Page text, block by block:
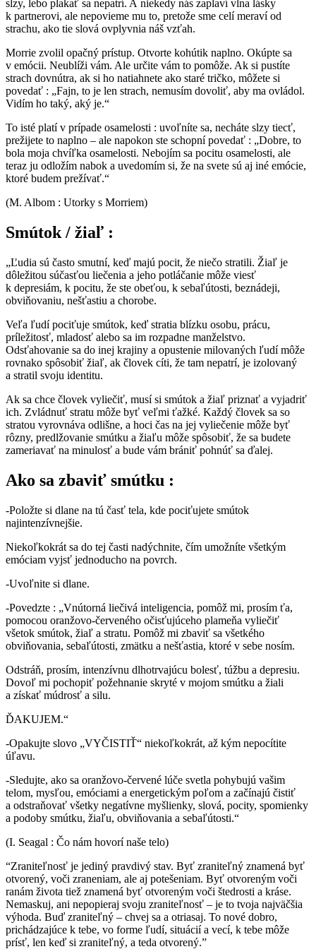
slzy, lebo plakať sa nepatrí. A niekedy nás zaplaví vlna lásky
k partnerovi, ale nepovieme mu to, pretože sme celí meraví od
strachu, ako tie slová ovplyvnia náš vzťah.
Morrie zvolil opačný prístup. Otvorte kohútik naplno. Okúpte sa
v emócii. Neublíži vám. Ale určite vám to pomôže. Ak si pustíte
strach dovnútra, ak si ho natiahnete ako staré tričko, môžete si
povedať : „Fajn, to je len strach, nemusím dovoliť, aby ma ovládol.
Vidím ho taký, aký je.“
To isté platí v prípade osamelosti : uvoľníte sa, necháte slzy tiecť,
prežijete to naplno – ale napokon ste schopní povedať : „Dobre, to
bola moja chvíľka osamelosti. Nebojím sa pocitu osamelosti, ale
teraz ju odložím nabok a uvedomím si, že na svete sú aj iné emócie,
ktoré budem prežívať.“
(M. Albom : Utorky s Morriem)
Smútok / žiaľ :
„Ľudia sú často smutní, keď majú pocit, že niečo stratili. Žiaľ je
dôležitou súčasťou liečenia a jeho potláčanie môže viesť
k depresiám, k pocitu, že ste obeťou, k sebaľútosti, beznádeji,
obviňovaniu, nešťastiu a chorobe.
Veľa ľudí pociťuje smútok, keď stratia blízku osobu, prácu,
príležitosť, mladosť alebo sa im rozpadne manželstvo.
Odsťahovanie sa do inej krajiny a opustenie milovaných ľudí môže
rovnako spôsobiť žiaľ, ak človek cíti, že tam nepatrí, je izolovaný
a stratil svoju identitu.
Ak sa chce človek vyliečiť, musí si smútok a žiaľ priznať a vyjadriť
ich. Zvládnuť stratu môže byť veľmi ťažké. Každý človek sa so
stratou vyrovnáva odlišne, a hoci čas na jej vyliečenie môže byť
rôzny, predlžovanie smútku a žiaľu môže spôsobiť, že sa budete
zameriavať na minulosť a bude vám brániť pohnúť sa ďalej.
Ako sa zbaviť smútku :
-Položte si dlane na tú časť tela, kde pociťujete smútok
najintenzívnejšie.
Niekoľkokrát sa do tej časti nadýchnite, čím umožníte všetkým
emóciam vyjsť jednoducho na povrch.
-Uvoľnite si dlane.
-Povedzte : „Vnútorná liečivá inteligencia, pomôž mi, prosím ťa,
pomocou oranžovo-červeného očisťujúceho plameňa vyliečiť
všetok smútok, žiaľ a stratu. Pomôž mi zbaviť sa všetkého
obviňovania, sebaľútosti, zmätku a nešťastia, ktoré v sebe nosím.
Odstráň, prosím, intenzívnu dlhotrvajúcu bolesť, túžbu a depresiu.
Dovoľ mi pochopiť požehnanie skryté v mojom smútku a žiali
a získať múdrosť a silu.
ĎAKUJEM.“
-Opakujte slovo „VYČISTIŤ“ niekoľkokrát, až kým nepocítite
úľavu.
-Sledujte, ako sa oranžovo-červené lúče svetla pohybujú vašim
telom, mysľou, emóciami a energetickým poľom a začínajú čistiť
a odstraňovať všetky negatívne myšlienky, slová, pocity, spomienky
a podoby smútku, žiaľu, obviňovania a sebaľútosti.“
(I. Seagal : Čo nám hovorí naše telo)
“Zraniteľnosť je jediný pravdivý stav. Byť zraniteľný znamená byť
otvorený, voči zraneniam, ale aj potešeniam. Byť otvoreným voči
ranám života tiež znamená byť otvoreným voči štedrosti a kráse.
Nemaskuj, ani nepopieraj svoju zraniteľnosť – je to tvoja najväčšia
výhoda. Buď zraniteľný – chvej sa a otriasaj. To nové dobro,
prichádzajúce k tebe, vo forme ľudí, situácií a vecí, k tebe môže
prísť, len keď si zraniteľný, a teda otvorený.”